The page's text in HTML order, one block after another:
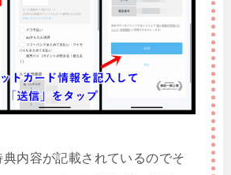
内容が記載されているのでそ